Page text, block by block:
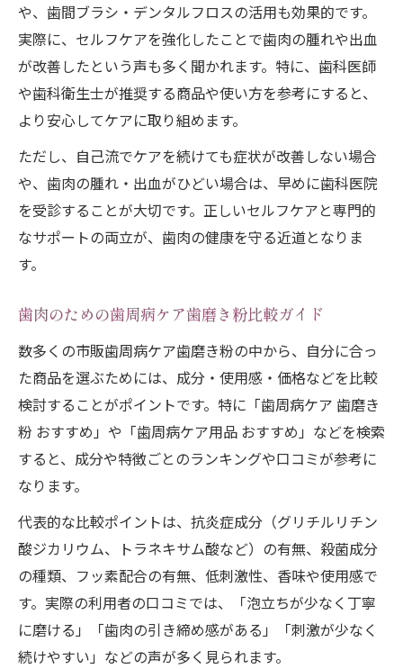
や、歯間ブラシ・デンタルフロスの活用も効果的です。
実際に、セルフケアを強化したことで歯肉の腫れや出血
が改善したという声も多く聞かれます。特に、歯科医師
や歯科衛生士が推奨する商品や使い方を参考にすると、
より安心してケアに取り組めます。
ただし、自己流でケアを続けても症状が改善しない場合
や、歯肉の腫れ・出血がひどい場合は、早めに歯科医院
を受診することが大切です。正しいセルフケアと専門的
なサポートの両立が、歯肉の健康を守る近道となりま
す。
歯肉のための歯周病ケア歯磨き粉比較ガイド
数多くの市販歯周病ケア歯磨き粉の中から、自分に合っ
た商品を選ぶためには、成分・使用感・価格などを比較
検討することがポイントです。特に「歯周病ケア 歯磨き
粉 おすすめ」や「歯周病ケア用品 おすすめ」などを検索
すると、成分や特徴ごとのランキングや口コミが参考に
なります。
代表的な比較ポイントは、抗炎症成分（グリチルリチン
酸ジカリウム、トラネキサム酸など）の有無、殺菌成分
の種類、フッ素配合の有無、低刺激性、香味や使用感で
す。実際の利用者の口コミでは、「泡立ちが少なく丁寧
に磨ける」「歯肉の引き締め感がある」「刺激が少なく
続けやすい」などの声が多く見られます。